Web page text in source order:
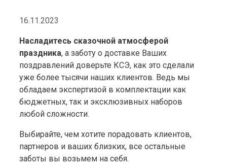
16.11.2023
Насладитесь сказочной атмосферой
праздника, а заботу о доставке Ваших
поздравлений доверьте КСЭ, как это сделали
уже более тысячи наших клиентов. Ведь мы
обладаем экспертизой в комплектации как
бюджетных, так и эксклюзивных наборов
любой сложности.
Выбирайте, чем хотите порадовать клиентов,
партнеров и ваших близких, все остальные
заботы вы возьмем на себя.